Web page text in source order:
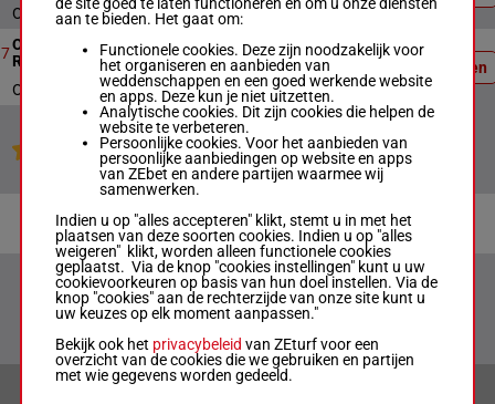
Officiële uitslag : 2 - 3 - 1
7Open Nh Flat Race (gbb
Race)
7 3395m18:05uitslag:
Uitslagen
Officiële uitslag : 3 - 1 - 7
Jouw favoriete paarden
aan te bieden. Het gaat om:
Functionele cookies. Deze zijn noodzakelijk voor
het organiseren en aanbieden van
weddenschappen en een goed werkende website
en apps. Deze kun je niet uitzetten.
Analytische cookies. Dit zijn cookies die helpen de
website te verbeteren.
Persoonlijke cookies. Voor het aanbieden van
persoonlijke aanbiedingen op website en apps
van ZEbet en andere partijen waarmee wij
samenwerken.
Indien u op "alles accepteren" klikt, stemt u in met het
plaatsen van deze soorten cookies. Indien u op "alles
weigeren" klikt, worden alleen functionele cookies
geplaatst. Via de knop "cookies instellingen" kunt u uw
cookievoorkeuren op basis van hun doel instellen. Via de
knop "cookies" aan de rechterzijde van onze site kunt u
uw keuzes op elk moment aanpassen."
Bekijk ook het privacybeleid van ZEturf voor een
overzicht van de cookies die we gebruiken en partijen
met wie gegevens worden gedeeld.